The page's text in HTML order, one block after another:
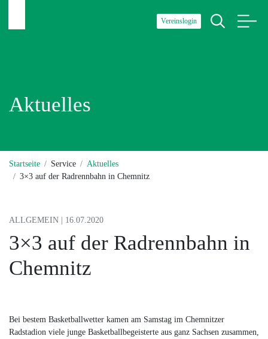
Vereinslogin
Aktuelles
Startseite Service
Aktuelles
3×3 auf der Radrennbahn in Chemnitz
ALLGEMEIN | 16.07.2020
3×3 auf der Radrennbahn in
Chemnitz
Bei bestem Basketballwetter kamen am Samstag im Chemnitzer
Radstadion viele junge Basketballbegeisterte aus ganz Sachsen zusammen,